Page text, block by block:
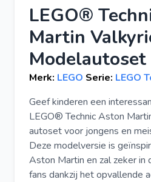
LEGO®
Martin
Merk: LEGO Serie: LEGO
Geef kinderen een
LEGO® Technic Aston
autoset voor jongens en
Deze modelversie is
Aston Martin en zal zeker in
fans dankzij het opvallende